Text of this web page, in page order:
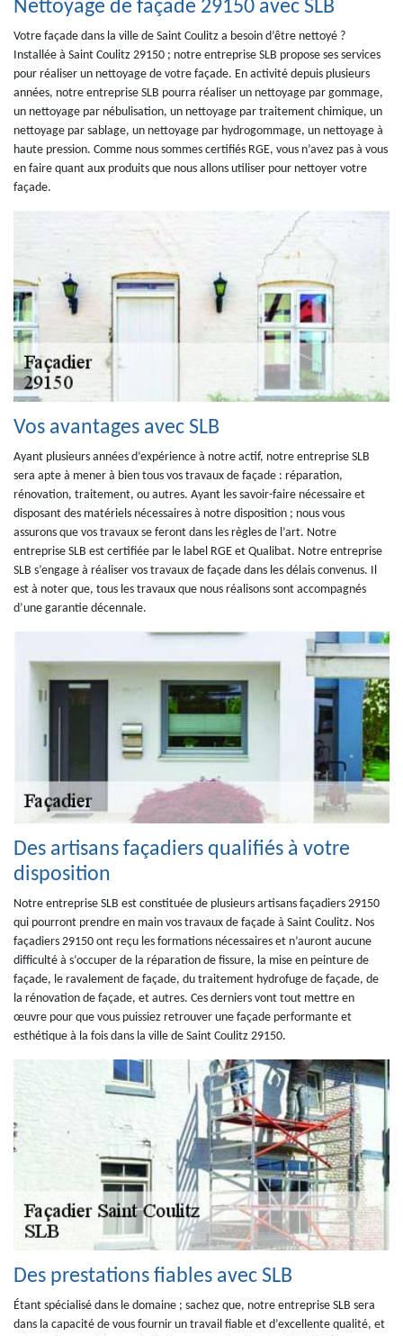
Nettoyage de façade 29150 avec SLB
Votre façade dans la ville de Saint Coulitz a besoin d’être nettoyé ?
Installée à Saint Coulitz 29150 ; notre entreprise SLB propose ses services
pour réaliser un nettoyage de votre façade. En activité depuis plusieurs
années, notre entreprise SLB pourra réaliser un nettoyage par gommage,
un nettoyage par nébulisation, un nettoyage par traitement chimique, un
nettoyage par sablage, un nettoyage par hydrogommage, un nettoyage à
haute pression. Comme nous sommes certifiés RGE, vous n’avez pas à vous
en faire quant aux produits que nous allons utiliser pour nettoyer votre
façade.
Vos avantages avec SLB
Ayant plusieurs années d’expérience à notre actif, notre entreprise SLB
sera apte à mener à bien tous vos travaux de façade : réparation,
rénovation, traitement, ou autres. Ayant les savoir-faire nécessaire et
disposant des matériels nécessaires à notre disposition ; nous vous
assurons que vos travaux se feront dans les règles de l’art. Notre
entreprise SLB est certifiée par le label RGE et Qualibat. Notre entreprise
SLB s’engage à réaliser vos travaux de façade dans les délais convenus. Il
est à noter que, tous les travaux que nous réalisons sont accompagnés
d’une garantie décennale.
Des artisans façadiers qualifiés à votre
disposition
Notre entreprise SLB est constituée de plusieurs artisans façadiers 29150
qui pourront prendre en main vos travaux de façade à Saint Coulitz. Nos
façadiers 29150 ont reçu les formations nécessaires et n’auront aucune
difficulté à s’occuper de la réparation de fissure, la mise en peinture de
façade, le ravalement de façade, du traitement hydrofuge de façade, de
la rénovation de façade, et autres. Ces derniers vont tout mettre en
œuvre pour que vous puissiez retrouver une façade performante et
esthétique à la fois dans la ville de Saint Coulitz 29150.
Des prestations fiables avec SLB
Étant spécialisé dans le domaine ; sachez que, notre entreprise SLB sera
dans la capacité de vous fournir un travail fiable et d’excellente qualité, et